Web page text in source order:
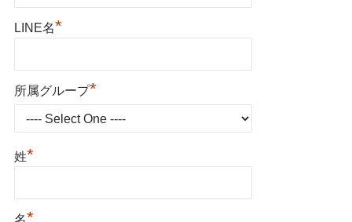
LINE名*
所属グループ*
姓*
名*